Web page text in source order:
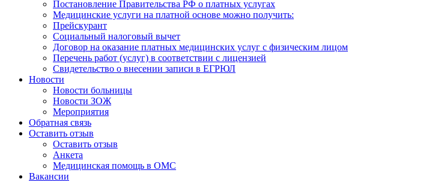
Постановление Правительства РФ о платных услугах
Медицинские услуги на платной основе можно получить:
Прейскурант
Социальный налоговый вычет
Договор на оказание платных медицинских услуг с физическим лицом
Перечень работ (услуг) в соответствии с лицензией
Свидетельство о внесении записи в ЕГРЮЛ
Новости
Новости больницы
Новости ЗОЖ
Мероприятия
Обратная связь
Оставить отзыв
Оставить отзыв
Анкета
Медицинская помощь в ОМС
Вакансии